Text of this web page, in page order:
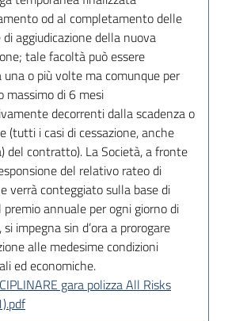
od al completamento delle
di aggiudicazione della nuova
tale facoltà può essere
o più volte ma comunque per
massimo di 6 mesi
decorrenti dalla scadenza o
(tutti i casi di cessazione, anche
del contratto). La Società, a fronte
del relativo rateo di
verrà conteggiato sulla base di
annuale per ogni giorno di
impegna sin d’ora a prorogare
alle medesime condizioni
ed economiche.
gara polizza All Risks